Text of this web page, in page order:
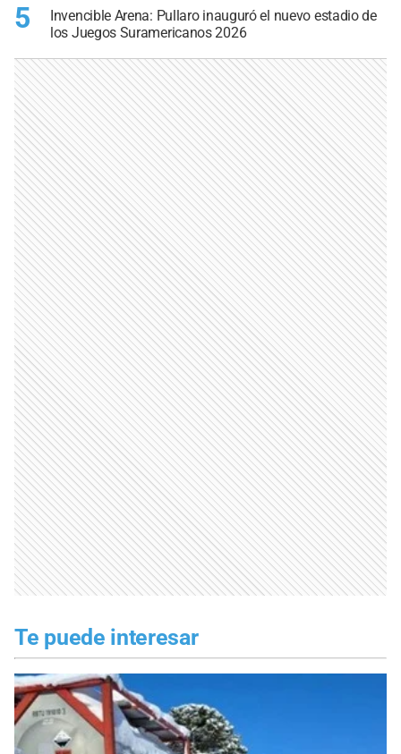
5
Invencible Arena: Pullaro inauguró el nuevo estadio de
los Juegos Suramericanos 2026
Te puede interesar